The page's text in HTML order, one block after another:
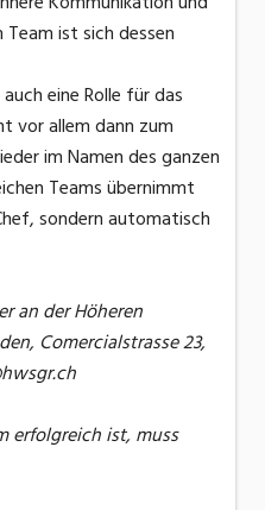
ist sich dessen
eine Rolle für das
vor allem dann zum
im Namen des ganzen
Teams übernimmt
sondern automatisch
an der Höheren
Comercialstrasse 23,
erfolgreich ist, muss